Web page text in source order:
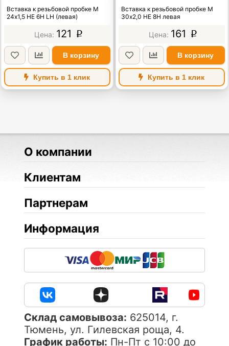
Вставка к резьбовой пробке М
24х1,5 НЕ 6Н LH (левая)
121 p
В корзину
Купить в 1 клик
Вставка к резьбовой пробке М
30х2,0 НЕ 8Н левая
161 p
В корзину
Купить в 1 клик
О компании
Клиентам
Партнерам
Информация
Cклад самовывоза: 625014, г.
Тюмень, ул. Гилевская роща, 4.
График работы: Пн-Пт с 10:00 до